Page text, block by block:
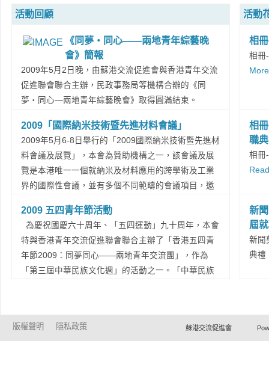
文化和多參與社會活動。談到蘇港會時，他說，蘇港
會是一個非常好的平臺，蘇港會的很多活動有利於兩
地青年互相瞭解。潘部長特別強調，改革開放後變化
很大，應該多看看祖國各個地方。他還提出建議希望
今後蘇港會的活動舉辦領域更寬一點，經濟發展在國
內很不平衡的，不能只看先進的地方，也要多去下中
西部的地方，瞭解不同的生活和社會發展情況。...
烤場成功舉辦。活動共吸引近50名內地和香港大學
濟日報社長麥華章先生，蘇港交流促进會主席黃少山
先生等共11位嘉賓。大學生們分組和企業家們進行交
流，齊齊探討大學生未來的畢業前路，以及分享企業
家們的珍貴成功經驗。...Read More...
更具
落都
藝術
州市
6、
界文
陸
宗親
長
讓無
僑務
愛港
仁厚
活動回顧
《同夢‧同心——兩地青年綜藝晚
會》簡報
2009年5月2日晚，由蘇港交流促進會與香港青年交流
促進聯會聯合主辦，民政事務局等機構合辦的《同
夢‧同心—兩地青年綜藝晚會》取得圓滿結束。
一堂，更有外籍少數民族友人的熱心參與，表演了精
彩的印度舞蹈。青少年們以他們獨有的青春活力和嶄
新形式演繹出五四運動的歷史，宣揚了愛國、進步、
民主、科學的偉大五四精神。並在表演中相互分享學
習，加深了彼此的情意。 此次晚會不僅是兩岸青
年展示夢想，以藝會友的盛宴，並首開先河安排少數
族裔加入到香港和國內的交流活動，這是其他青年交
流促進會所沒有開展過的，為我們與外籍少數族裔的
融和共通的搭建了溝通的橋梁，意義重大。對此，印
度的一些媒體對是次晚會進行了廣泛報導。 本會
2009「國際納米技術暨先進材料會議」
2009年5月6-8日舉行的「2009國際納米技術暨先進材
料會議及展覽」，本會為贊助機構之一，該會議及展
覽是本港唯一一個就納米及材料應用的跨學術及工業
界的國際性會議，並有多個不同範疇的會議項目，邀
界對納米技術及先進材料之瞭解，進而提升產品性
能、創新產品以增強競爭力。 會議歷時三天，包
括主旨演講和國別報告，以及四個半天會議。每個半
天的會議集中於某個特定的工業;今屆會議期間特設半
天「納米技術暨先進材料商貿配對」時段，為工業界
新產品。 會議完滿結束，成功地為香港工業界創
2009 五四青年節活動
為慶祝國慶六十周年、「五四運動」九十周年，本會
特與香港青年交流促進聯會聯合主辦了「香港五四青
年節2009：同夢同心——兩地青年交流團」，作為
「第三屆中華民族文化週」的活動之一。「中華民族
想、願意獻身建設國家的情懷。 這次交流團的活
動時間為4月30日至5月5日，設有多個環節，活動內
活動
相
相冊
相
職
相冊
新
屆
新聞
典禮
版權聲明 隱私政策 蘇港交流促進會